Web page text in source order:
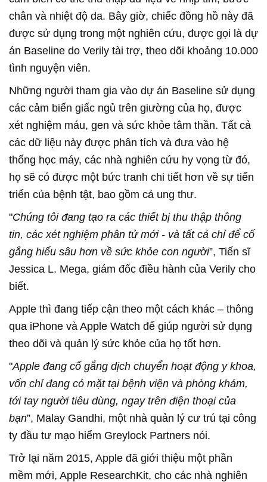
chân và nhiệt độ da. Bây giờ, chiếc đồng hồ này đã
được sử dụng trong một nghiên cứu, được gọi là dự
án Baseline do Verily tài trợ, theo dõi khoảng 10.000
tình nguyện viên.
Những người tham gia vào dự án Baseline sử dụng
các cảm biến giấc ngủ trên giường của họ, được
xét nghiệm máu, gen và sức khỏe tâm thần. Tất cả
các dữ liệu này được phân tích và đưa vào hệ
thống học máy, các nhà nghiên cứu hy vọng từ đó,
họ sẽ có được một bức tranh chi tiết hơn về sự tiến
triển của bệnh tật, bao gồm cả ung thư.
"Chúng tôi đang tạo ra các thiết bị thu thập thông
tin, các xét nghiệm phân tử mới - và tất cả chỉ để cố
gắng hiểu sâu hơn về sức khỏe con người”, Tiến sĩ
Jessica L. Mega, giám đốc điều hành của Verily cho
biết.
Apple thì đang tiếp cận theo một cách khác – thông
qua iPhone và Apple Watch để giúp người sử dụng
theo dõi và quản lý sức khỏe của họ tốt hơn.
"Apple đang cố gắng dịch chuyển hoạt động y khoa,
vốn chỉ đang có mặt tại bệnh viện và phòng khám,
tới tay người tiêu dùng, ngay trên điện thoại của
bạn”, Malay Gandhi, một nhà quản lý cư trú tại công
ty đầu tư mạo hiểm Greylock Partners nói.
Trở lại năm 2015, Apple đã giới thiệu một phần
mềm mới, Apple ResearchKit, cho các nhà nghiên